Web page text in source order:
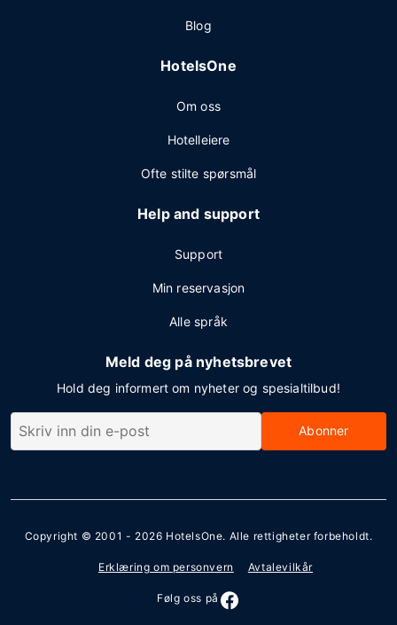
Blog
HotelsOne
Om oss
Hotelleiere
Ofte stilte spørsmål
Help and support
Support
Min reservasjon
Alle språk
Meld deg på nyhetsbrevet
Hold deg informert om nyheter og spesialtilbud!
Abonner
Copyright © 2001 - 2026 HotelsOne. Alle rettigheter forbeholdt.
Erklæring om personvern Avtalevilkår
Følg oss på